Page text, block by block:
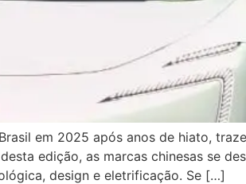
em 2025 após anos de hiato,
edição, as marcas chinesas se
design e eletrificação. Se […]